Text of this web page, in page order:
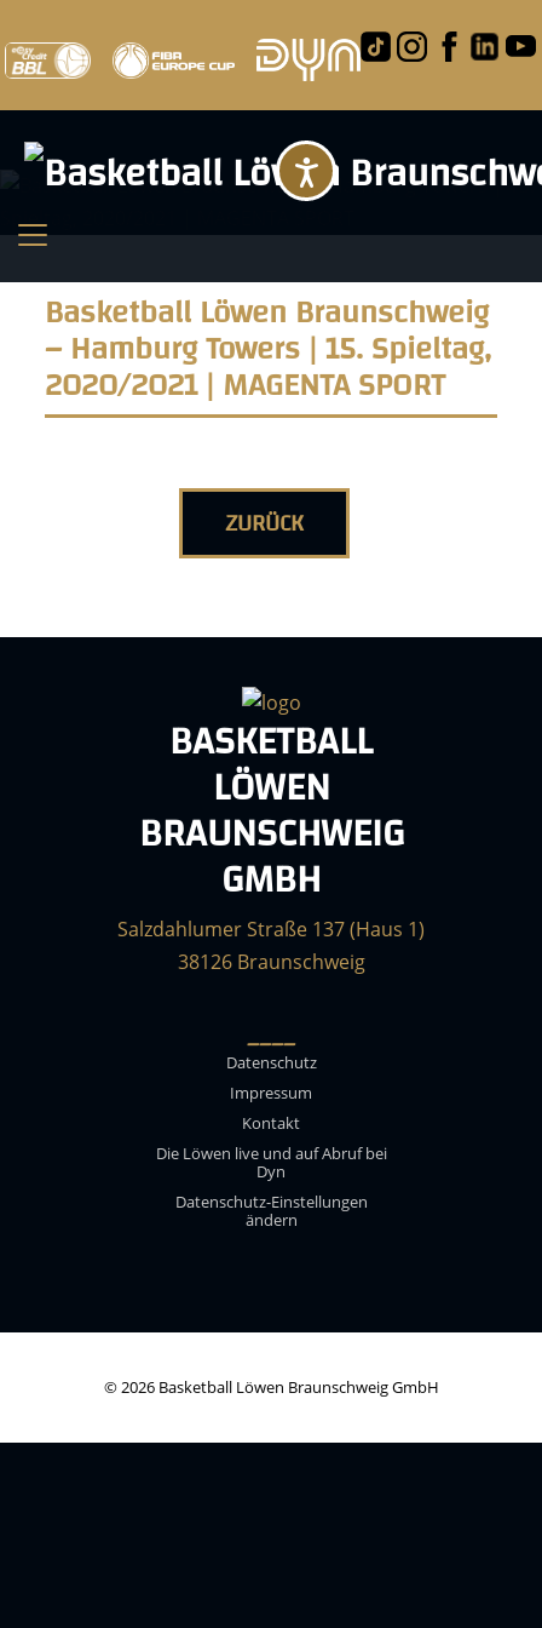
Basketball Löwen Braunschweig
– Hamburg Towers | 15. Spieltag,
2020/2021 | MAGENTA SPORT
ZURÜCK
BASKETBALL
LÖWEN
BRAUNSCHWEIG
GMBH
Salzdahlumer Straße 137 (Haus 1)
38126 Braunschweig
____
Datenschutz
Impressum
Kontakt
Die Löwen live und auf Abruf bei
Dyn
Datenschutz-Einstellungen
ändern
© 2026 Basketball Löwen Braunschweig GmbH